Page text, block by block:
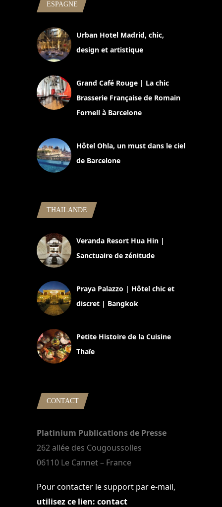
ESPAGNE
Urban Hotel Madrid, chic,
design et artistique
Grand Café Rouge | La chic
Brasserie Française de Romain
Fornell à Barcelone
Hôtel Ohla, un must dans le ciel
de Barcelone
THAILANDE
Veranda Resort Hua Hin |
Sanctuaire de zénitude
Praya Palazzo | Hôtel chic et
discret | Bangkok
Petite Histoire de la Cuisine
Thaïe
CONTACT
Platinium Publications de Presse
262 allée des Cougoussolles
06110 Le Cannet – France
Pour contacter le support par e-mail,
utilisez ce lien: contact